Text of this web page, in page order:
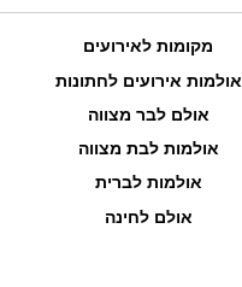
מקומות לאירועים
אולמות אירועים לחתונות
אולם לבר מצווה
אולמות לבת מצווה
אולמות לברית
אולם לחינה